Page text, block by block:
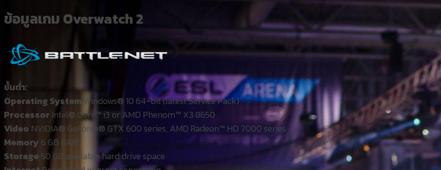
ข้อมูลเกม Overwatch 2
ขั้นต่ำ:
Operating System Windows® 10 64-bit (latest Service Pack)
Processor Intel® Core™ i3 or AMD Phenom™ X3 8650
Video NVIDIA® GeForce® GTX 600 series, AMD Radeon™ HD 7000 series
Memory 6 GB RAM
Storage 50 GB available hard drive space